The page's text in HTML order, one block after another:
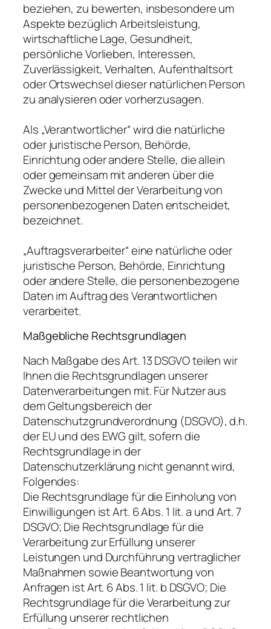
beziehen, zu bewerten, insbesondere um
Aspekte bezüglich Arbeitsleistung,
wirtschaftliche Lage, Gesundheit,
persönliche Vorlieben, Interessen,
Zuverlässigkeit, Verhalten, Aufenthaltsort
oder Ortswechsel dieser natürlichen Person
zu analysieren oder vorherzusagen.
Als „Verantwortlicher“ wird die natürliche
oder juristische Person, Behörde,
Einrichtung oder andere Stelle, die allein
oder gemeinsam mit anderen über die
Zwecke und Mittel der Verarbeitung von
personenbezogenen Daten entscheidet,
bezeichnet.
„Auftragsverarbeiter“ eine natürliche oder
juristische Person, Behörde, Einrichtung
oder andere Stelle, die personenbezogene
Daten im Auftrag des Verantwortlichen
verarbeitet.
Maßgebliche Rechtsgrundlagen
Nach Maßgabe des Art. 13 DSGVO teilen wir
Ihnen die Rechtsgrundlagen unserer
Datenverarbeitungen mit. Für Nutzer aus
dem Geltungsbereich der
Datenschutzgrundverordnung (DSGVO), d.h.
der EU und des EWG gilt, sofern die
Rechtsgrundlage in der
Datenschutzerklärung nicht genannt wird,
Folgendes:
Die Rechtsgrundlage für die Einholung von
Einwilligungen ist Art. 6 Abs. 1 lit. a und Art. 7
DSGVO; Die Rechtsgrundlage für die
Verarbeitung zur Erfüllung unserer
Leistungen und Durchführung vertraglicher
Maßnahmen sowie Beantwortung von
Anfragen ist Art. 6 Abs. 1 lit. b DSGVO; Die
Rechtsgrundlage für die Verarbeitung zur
Erfüllung unserer rechtlichen